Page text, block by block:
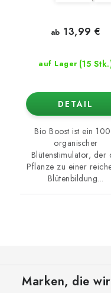
auf Lager (15
ab 13,99 €
DETAIL
Bio Boost ist ein
organischer
Blütenstimulator, der
Pflanze zu einer
Blütenbildung...
Marken, die